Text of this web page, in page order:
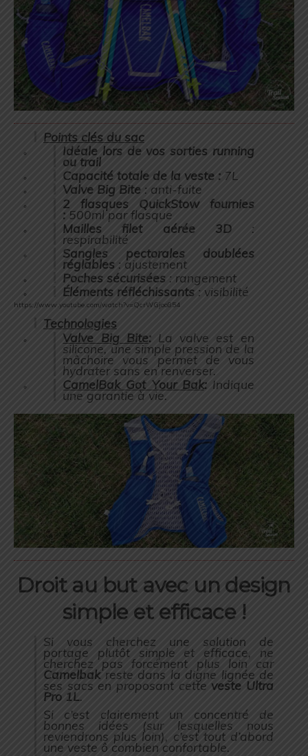
Points clés du sac
Idéale lors de vos sorties running
ou trail
Capacité totale de la veste : 7L
Valve Big Bite : anti-fuite
2 flasques QuickStow fournies
: 500ml par flasque
Mailles filet aérée 3D:
respirabilité
Sangles pectorales doublées
réglables : ajustement
Poches sécurisées : rangement
Éléments réfléchissants : visibilité
https://www.youtube.com/watch?v=QcrWGjoo854
Technologies
Valve Big Bite: La valve est en
silicone, une simple pression de la
mâchoire vous permet de vous
hydrater sans en renverser.
CamelBak Got Your Bak: Indique
une garantie à vie.
Droit au but avec un design
simple et efficace !
Si vous cherchez une solution de
portage plutôt simple et efficace, ne
cherchez pas forcément plus loin car
Camelbakreste dans la digne lignée de
ses sacs en proposant cetteveste Ultra
Pro 1L.
Si c’est clairement un concentré de
bonnes idées (sur lesquelles nous
reviendrons plus loin), c’est tout d’abord
une veste ô combien confortable.